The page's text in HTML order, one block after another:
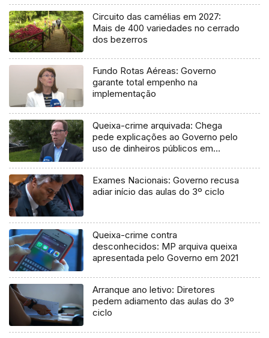
Circuito das camélias em 2027:
Mais de 400 variedades no cerrado
dos bezerros
Fundo Rotas Aéreas: Governo
garante total empenho na
implementação
Queixa-crime arquivada: Chega
pede explicações ao Governo pelo
uso de dinheiros públicos em
Exames Nacionais: Governo recusa
adiar início das aulas do 3º ciclo
Queixa-crime contra
desconhecidos: MP arquiva queixa
apresentada pelo Governo em 2021
Arranque ano letivo: Diretores
pedem adiamento das aulas do 3º
ciclo